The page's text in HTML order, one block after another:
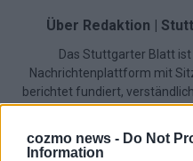
cozmo news - Do Not
Information
Über Redaktion |
Das Stuttgarter Blatt
Nachrichtenplattform mit
berichtet fundiert,
in der Region, in
klassisches
Erzählformen – klar,